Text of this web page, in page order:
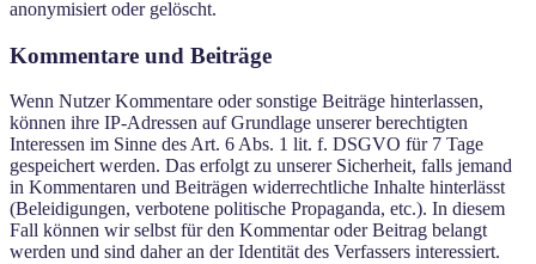
anonymisiert oder gelöscht.
Kommentare und Beiträge
Wenn Nutzer Kommentare oder sonstige Beiträge hinterlassen,
können ihre IP-Adressen auf Grundlage unserer berechtigten
Interessen im Sinne des Art. 6 Abs. 1 lit. f. DSGVO für 7 Tage
gespeichert werden. Das erfolgt zu unserer Sicherheit, falls jemand
in Kommentaren und Beiträgen widerrechtliche Inhalte hinterlässt
(Beleidigungen, verbotene politische Propaganda, etc.). In diesem
Fall können wir selbst für den Kommentar oder Beitrag belangt
werden und sind daher an der Identität des Verfassers interessiert.